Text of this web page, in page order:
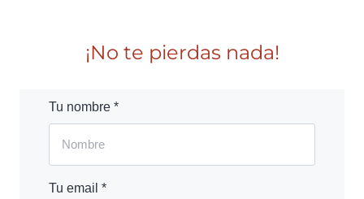
¡No te pierdas nada!
Tu nombre *
Tu email *